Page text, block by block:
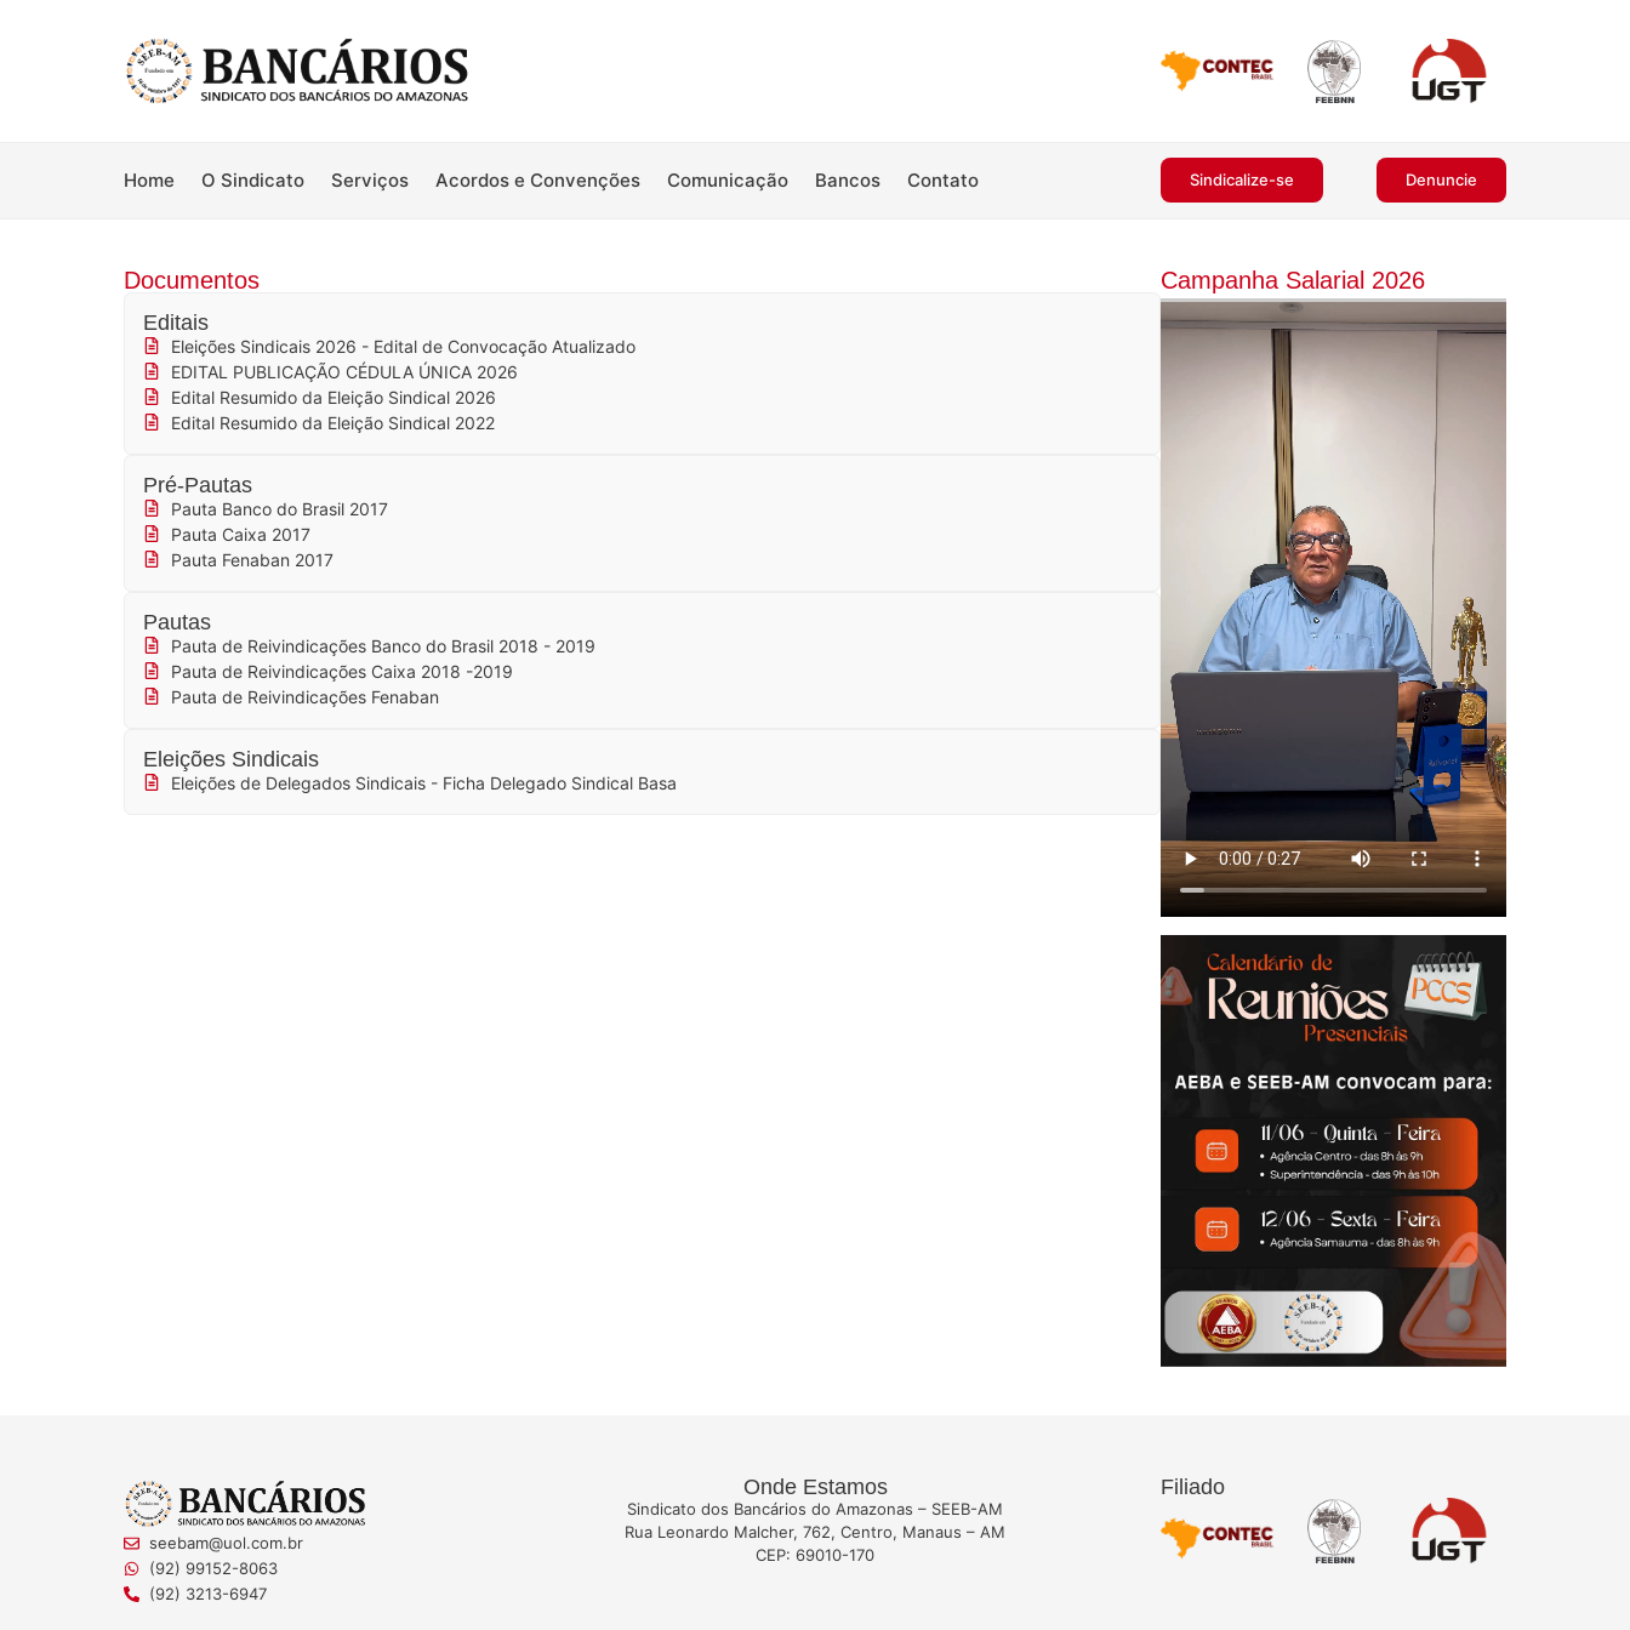
Home O Sindicato Serviços Acordos e Convenções Comunicação Bancos Contato Sindicalize-se Denuncie
Documentos
Editais
Eleições Sindicais 2026 - Edital de Convocação Atualizado
EDITAL PUBLICAÇÃO CÉDULA ÚNICA 2026
Edital Resumido da Eleição Sindical 2026
Edital Resumido da Eleição Sindical 2022
Pré-Pautas
Pauta Banco do Brasil 2017
Pauta Caixa 2017
Pauta Fenaban 2017
Pautas
Pauta de Reivindicações Banco do Brasil 2018 - 2019
Pauta de Reivindicações Caixa 2018 -2019
Pauta de Reivindicações Fenaban
Eleições Sindicais
Eleições de Delegados Sindicais - Ficha Delegado Sindical Basa
Campanha Salarial 2026
seebam@uol.com.br
(92) 99152-8063
(92) 3213-6947
Onde Estamos
Sindicato dos Bancários do Amazonas – SEEB-AM
Rua Leonardo Malcher, 762, Centro, Manaus – AM
CEP: 69010-170
Filiado